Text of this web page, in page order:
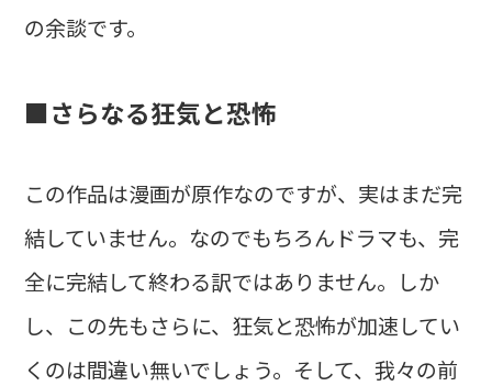
の余談です。
■さらなる狂気と恐怖
この作品は漫画が原作なのですが、実はまだ完
結していません。なのでもちろんドラマも、完
全に完結して終わる訳ではありません。しか
し、この先もさらに、狂気と恐怖が加速してい
くのは間違い無いでしょう。そして、我々の前